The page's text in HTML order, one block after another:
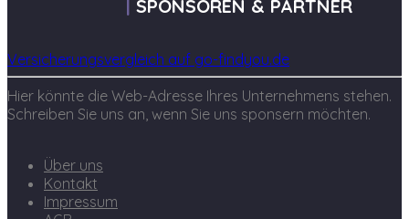
SPONSOREN & PARTNER
Versicherungsvergleich auf go-findyou.de
Hier könnte die Web-Adresse Ihres Unternehmens stehen.
Schreiben Sie uns an, wenn Sie uns sponsern möchten.
Über uns
Kontakt
Impressum